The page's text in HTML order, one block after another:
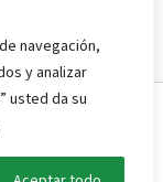
navegación,
y analizar
usted da su
a